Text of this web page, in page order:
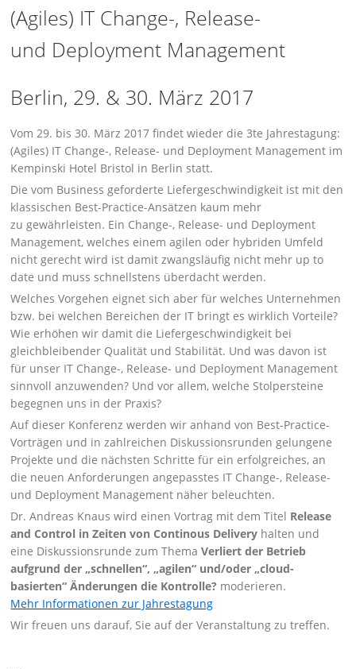
(Agiles) IT Change-, Release-
und Deployment Management
Berlin, 29. & 30. März 2017
Vom 29. bis 30. März 2017 findet wieder die 3te Jahrestagung:
(Agiles) IT Change-, Release- und Deployment Management im
Kempinski Hotel Bristol in Berlin statt.
Die vom Business geforderte Liefergeschwindigkeit ist mit den
klassischen Best-Practice-Ansätzen kaum mehr
zu gewährleisten. Ein Change-, Release- und Deployment
Management, welches einem agilen oder hybriden Umfeld
nicht gerecht wird ist damit zwangsläufig nicht mehr up to
date und muss schnellstens überdacht werden.
Welches Vorgehen eignet sich aber für welches Unternehmen
bzw. bei welchen Bereichen der IT bringt es wirklich Vorteile?
Wie erhöhen wir damit die Liefergeschwindigkeit bei
gleichbleibender Qualität und Stabilität. Und was davon ist
für unser IT Change-, Release- und Deployment Management
sinnvoll anzuwenden? Und vor allem, welche Stolpersteine
begegnen uns in der Praxis?
Auf dieser Konferenz werden wir anhand von Best-Practice-
Vorträgen und in zahlreichen Diskussionsrunden gelungene
Projekte und die nächsten Schritte für ein erfolgreiches, an
die neuen Anforderungen angepasstes IT Change-, Release-
und Deployment Management näher beleuchten.
Dr. Andreas Knaus wird einen Vortrag mit dem Titel Release
and Control in Zeiten von Continous Delivery halten und
eine Diskussionsrunde zum ThemaVerliert der Betrieb
aufgrund der „schnellen“, „agilen“ und/oder „cloud-
basierten“ Änderungen die Kontrolle? moderieren.
Mehr Informationen zur Jahrestagung
Wir freuen uns darauf, Sie auf der Veranstaltung zu treffen.